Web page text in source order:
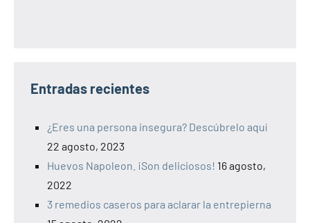
Entradas recientes
¿Eres una persona insegura? Descúbrelo aquí
22 agosto, 2023
Huevos Napoleon. ¡Son deliciosos! 16 agosto,
2022
3 remedios caseros para aclarar la entrepierna